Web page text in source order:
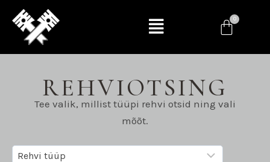
REHVIOTSING
Tee valik, millist tüüpi rehvi otsid ning vali
mõõt.